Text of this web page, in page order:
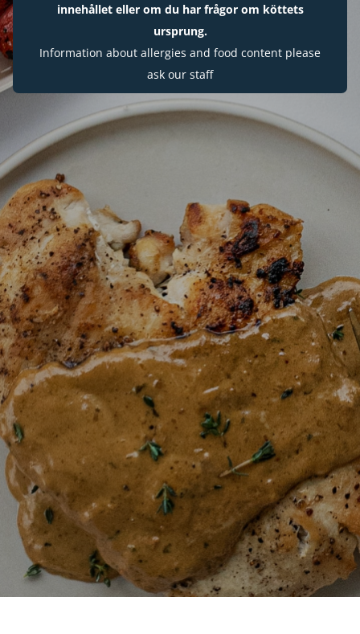
innehållet eller om du har frågor om köttets
ursprung.
Information about allergies and food content please
ask our staff